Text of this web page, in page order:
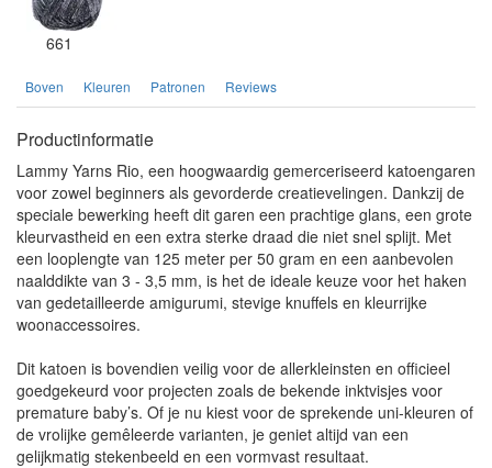
661
Boven Kleuren Patronen Reviews
Productinformatie
Lammy Yarns Rio, een hoogwaardig gemerceriseerd katoengaren
voor zowel beginners als gevorderde creatievelingen. Dankzij de
speciale bewerking heeft dit garen een prachtige glans, een grote
kleurvastheid en een extra sterke draad die niet snel splijt. Met
een looplengte van 125 meter per 50 gram en een aanbevolen
naalddikte van 3 - 3,5 mm, is het de ideale keuze voor het haken
van gedetailleerde amigurumi, stevige knuffels en kleurrijke
woonaccessoires.
Dit katoen is bovendien veilig voor de allerkleinsten en officieel
goedgekeurd voor projecten zoals de bekende inktvisjes voor
premature baby’s. Of je nu kiest voor de sprekende uni-kleuren of
de vrolijke gemêleerde varianten, je geniet altijd van een
gelijkmatig stekenbeeld en een vormvast resultaat.